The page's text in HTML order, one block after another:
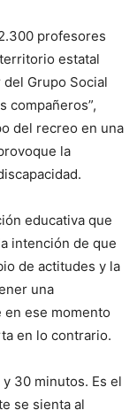
profesores
estatal
Grupo Social
compañeros”,
del recreo en una
la
educativa que
intención de que
de actitudes y la
una
ese momento
en lo contrario.
30 minutos. Es el
se sienta al